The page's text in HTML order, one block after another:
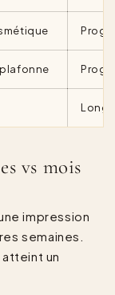
Long
vs mois
impression
semaines.
un